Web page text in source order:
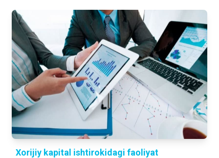
Xorijiy kapital ishtirokidagi faoliyat